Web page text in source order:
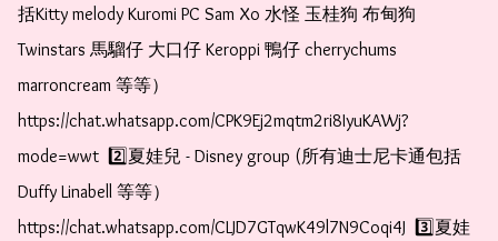
括Kitty melody Kuromi PC Sam Xo 水怪 玉桂狗 布甸狗
Twinstars 馬騮仔 大口仔 Keroppi 鴨仔 cherrychums
marroncream 等等）
https://chat.whatsapp.com/CPK9Ej2mqtm2ri8IyuKAWj?
mode=wwt  2️⃣夏娃兒 - Disney group (所有迪士尼卡通包括
Duffy Linabell 等等）
https://chat.whatsapp.com/CLJD7GTqwK49l7N9Coqi4J  3️⃣夏娃